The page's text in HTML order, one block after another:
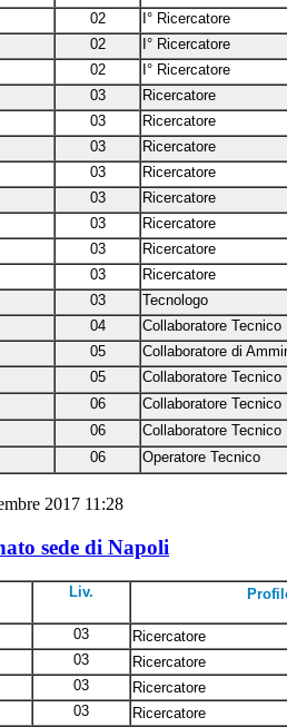
02
I° Ricercatore
02
I° Ricercatore
02
I° Ricercatore
03
Ricercatore
03
Ricercatore
03
Ricercatore
03
Ricercatore
03
Ricercatore
03
Ricercatore
03
Ricercatore
03
Ricercatore
03
Tecnologo
04
Collaboratore Tecnico
05
Collaboratore di
05
Collaboratore Tecnico
06
Collaboratore Tecnico
06
Collaboratore Tecnico
06 Operatore Tecnico
2017 11:28
sede di Napoli
Liv.
03
Ricercatore
03
Ricercatore
03
Ricercatore
03
Ricercatore